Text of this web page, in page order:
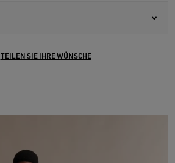
TEILEN SIE IHRE WÜNSCHE